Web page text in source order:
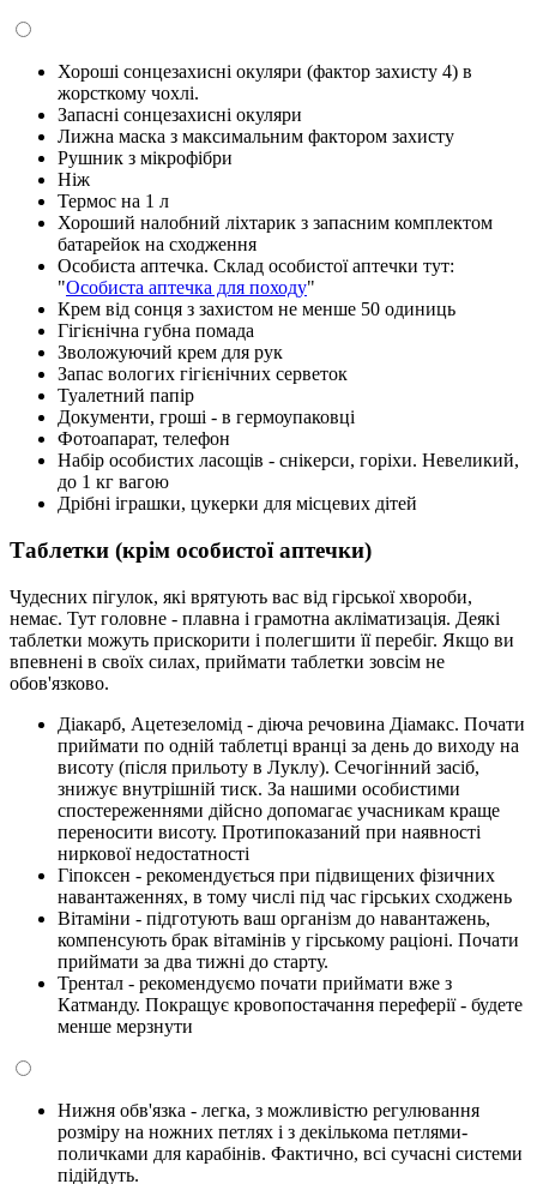
Хороші сонцезахисні окуляри (фактор захисту 4) в
жорсткому чохлі.
Запасні сонцезахисні окуляри
Лижна маска з максимальним фактором захисту
Рушник з мікрофібри
Ніж
Термос на 1 л
Хороший налобний ліхтарик з запасним комплектом
батарейок на сходження
Особиста аптечка. Склад особистої аптечки тут:
"Особиста аптечка для походу"
Крем від сонця з захистом не менше 50 одиниць
Гігієнічна губна помада
Зволожуючий крем для рук
Запас вологих гігієнічних серветок
Туалетний папір
Документи, гроші - в гермоупаковці
Фотоапарат, телефон
Набір особистих ласощів - снікерси, горіхи. Невеликий,
до 1 кг вагою
Дрібні іграшки, цукерки для місцевих дітей
Таблетки (крім особистої аптечки)
Чудесних пігулок, які врятують вас від гірської хвороби,
немає. Тут головне - плавна і грамотна акліматизація. Деякі
таблетки можуть прискорити і полегшити її перебіг. Якщо ви
впевнені в своїх силах, приймати таблетки зовсім не
обов'язково.
Діакарб, Ацетезеломід - діюча речовина Діамакс. Почати
приймати по одній таблетці вранці за день до виходу на
висоту (після прильоту в Луклу). Сечогінний засіб,
знижує внутрішній тиск. За нашими особистими
спостереженнями дійсно допомагає учасникам краще
переносити висоту. Протипоказаний при наявності
ниркової недостатності
Гіпоксен - рекомендується при підвищених фізичних
навантаженнях, в тому числі під час гірських сходжень
Вітаміни - підготують ваш організм до навантажень,
компенсують брак вітамінів у гірському раціоні. Почати
приймати за два тижні до старту.
Трентал - рекомендуємо почати приймати вже з
Катманду. Покращує кровопостачання переферії - будете
менше мерзнути
Нижня обв'язка - легка, з можливістю регулювання
розміру на ножних петлях і з декількома петлями-
поличками для карабінів. Фактично, всі сучасні системи
підійдуть.